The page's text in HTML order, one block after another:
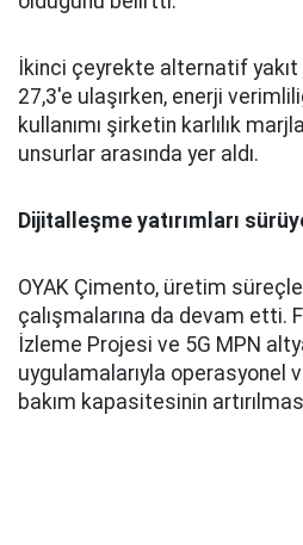
İkinci çeyrekte alternatif yakıt
27,3'e ulaşırken, enerji
kullanımı şirketin karlılık
unsurlar arasında yer aldı.
Dijitalleşme yatırımları
OYAK Çimento, üretim
çalışmalarına da devam etti.
İzleme Projesi ve 5G MPN
uygulamalarıyla operasyonel
bakım kapasitesinin